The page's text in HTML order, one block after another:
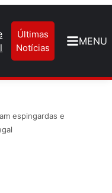
Últimas
Notícias
MENU
espingardas e